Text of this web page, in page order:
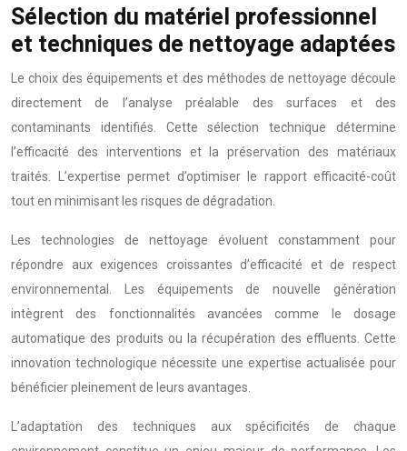
Sélection du matériel professionnel
et techniques de nettoyage adaptées
Le choix des équipements et des méthodes de nettoyage découle
directement de l’analyse préalable des surfaces et des
contaminants identifiés. Cette sélection technique détermine
l’efficacité des interventions et la préservation des matériaux
traités. L’expertise permet d’optimiser le rapport efficacité-coût
tout en minimisant les risques de dégradation.
Les technologies de nettoyage évoluent constamment pour
répondre aux exigences croissantes d’efficacité et de respect
environnemental. Les équipements de nouvelle génération
intègrent des fonctionnalités avancées comme le dosage
automatique des produits ou la récupération des effluents. Cette
innovation technologique nécessite une expertise actualisée pour
bénéficier pleinement de leurs avantages.
L’adaptation des techniques aux spécificités de chaque